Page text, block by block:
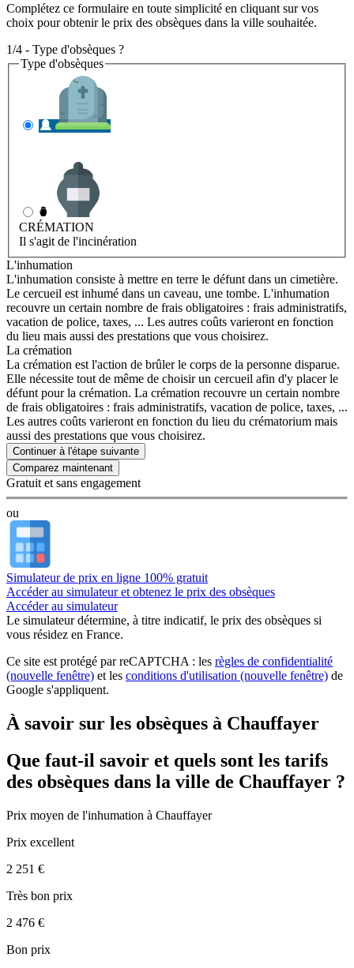
Complétez ce formulaire en toute simplicité en cliquant sur vos
choix pour obtenir le prix des obsèques dans la ville souhaitée.
1/4 - Type d'obsèques ?
Type d'obsèques
CRÉMATION
Il s'agit de l'incinération
L'inhumation
L'inhumation consiste à mettre en terre le défunt dans un cimetière.
Le cercueil est inhumé dans un caveau, une tombe. L'inhumation
recouvre un certain nombre de frais obligatoires : frais administratifs,
vacation de police, taxes, ... Les autres coûts varieront en fonction
du lieu mais aussi des prestations que vous choisirez.
La crémation
La crémation est l'action de brûler le corps de la personne disparue.
Elle nécessite tout de même de choisir un cercueil afin d'y placer le
défunt pour la crémation. La crémation recouvre un certain nombre
de frais obligatoires : frais administratifs, vacation de police, taxes, ...
Les autres coûts varieront en fonction du lieu du crématorium mais
aussi des prestations que vous choisirez.
Continuer à l'étape suivante
Gratuit et sans engagement
ou
Simulateur de prix en ligne 100% gratuit
Accéder au simulateur et obtenez le prix des obsèques
Accéder au simulateur
Le simulateurdétermine, à titre indicatif, le prix des obsèques si
vous résidez en France.
Ce site est protégé par reCAPTCHA : les règles de confidentialité
(nouvelle fenêtre) et les conditions d'utilisation (nouvelle fenêtre) de
Google s'appliquent.
À savoir sur les obsèques à Chauffayer
Que faut-il savoir et quels sont les tarifs
des obsèques dans la ville de Chauffayer ?
Prix moyen de l'inhumation à Chauffayer
Prix excellent
2 251 €
Très bon prix
2 476 €
Bon prix